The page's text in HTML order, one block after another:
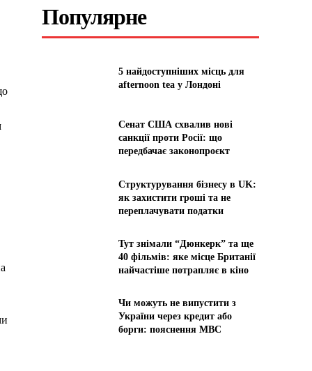
Популярне
5 найдоступніших місць для
afternoon tea у Лондоні
Сенат США схвалив нові
санкції проти Росії: що
передбачає законопроєкт
Структурування бізнесу в UK:
як захистити гроші та не
переплачувати податки
Тут знімали “Дюнкерк” та ще
40 фільмів: яке місце Британії
найчастіше потрапляє в кіно
Чи можуть не випустити з
України через кредит або
борги: пояснення МВС